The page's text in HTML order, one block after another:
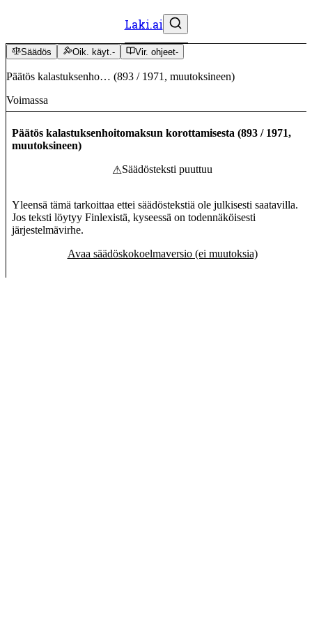
Laki.ai
Säädös Oik. käyt.- Vir. ohjeet-
Päätös kalastuksenho… (893 / 1971 , muutoksineen)
Voimassa
Päätös kalastuksenhoitomaksun korottamisesta (893 / 1971,
muutoksineen)
⚠Säädösteksti puuttuu
Yleensä tämä tarkoittaa ettei säädöstekstiä ole julkisesti saatavilla.
Jos teksti löytyy Finlexistä, kyseessä on todennäköisesti
järjestelmävirhe.
Avaa säädöskokoelmaversio (ei muutoksia)